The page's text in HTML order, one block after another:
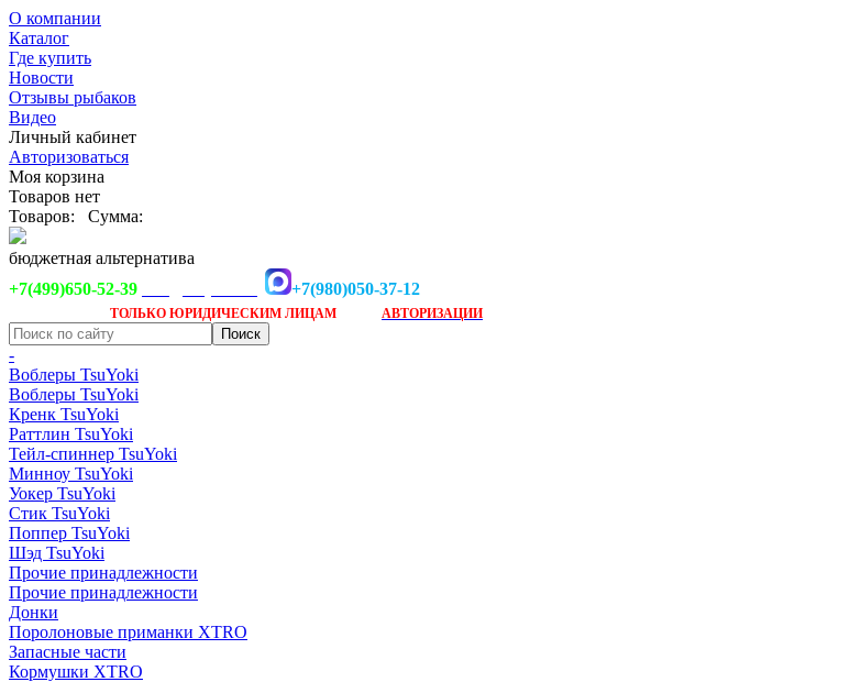
О компании
Каталог
Где купить
Новости
Отзывы рыбаков
Видео
Личный кабинет
Авторизоваться
Моя корзина
Товаров нет
Товаров:
Сумма:
бюджетная альтернатива
+7(499)650-52-39
+7(980)050-37-12
ТОЛЬКО ЮРИДИЧЕСКИМ ЛИЦАМ АВТОРИЗАЦИИ
-
Воблеры TsuYoki
Воблеры TsuYoki
Кренк TsuYoki
Раттлин TsuYoki
Тейл-спиннер TsuYoki
Минноу TsuYoki
Уокер TsuYoki
Стик TsuYoki
Поппер TsuYoki
Шэд TsuYoki
Прочие принадлежности
Прочие принадлежности
Донки
Поролоновые приманки XTRO
Запасные части
Кормушки XTRO